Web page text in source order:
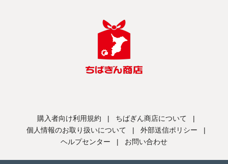
購入者向け利用規約 | ちばぎん商店について
|
個人情報のお取り扱いについて
| 外部送信ポリシー
|
ヘルプセンター
| お問い合わせ